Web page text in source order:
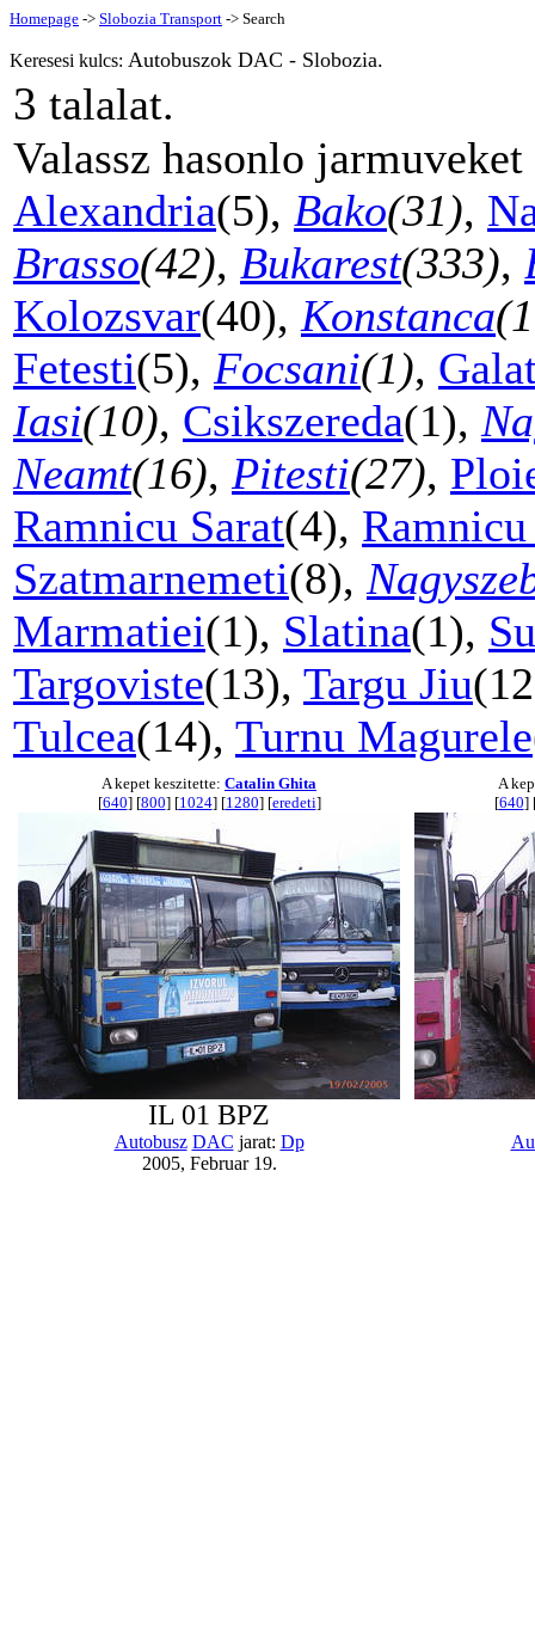
Homepage -> Slobozia Transport -> Search
Keresesi kulcs: Autobuszok DAC - Slobozia.
3 talalat.
Valassz hasonlo
Alexandria(5), Bako(31),
Brasso(42), Bukarest(333),
Kolozsvar(40), Konstanca
Fetesti(5), Focsani(1),
Iasi(10), Csikszereda(1),
Neamt(16), Pitesti(27),
Ramnicu Sarat(4),
Szatmarnemeti(8),
Marmatiei(1), Slatina(1),
Targoviste(13), Targu Jiu
Tulcea(14), Turnu Magurele
A kepet keszitette: Catalin Ghita
[640] [800] [1024] [1280] [eredeti]
IL 01 BPZ
Autobusz DAC jarat: Dp
2005, Februar 19.
A
[640]